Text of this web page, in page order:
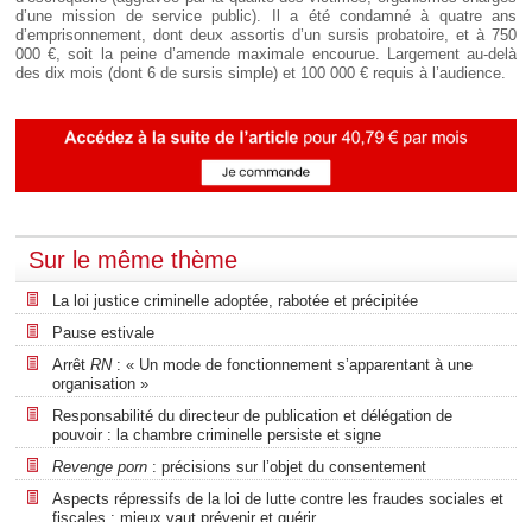
d’une mission de service public). Il a été condamné à quatre ans
d’emprisonnement, dont deux assortis d’un sursis probatoire, et à 750
000 €, soit la peine d’amende maximale encourue. Largement au-delà
des dix mois (dont 6 de sursis simple) et 100 000 € requis à l’audience.
Sur le même thème
La loi justice criminelle adoptée, rabotée et précipitée
Pause estivale
Arrêt RN: « Un mode de fonctionnement s’apparentant à une
organisation »
Responsabilité du directeur de publication et délégation de
pouvoir : la chambre criminelle persiste et signe
Revenge porn : précisions sur l’objet du consentement
Aspects répressifs de la loi de lutte contre les fraudes sociales et
fiscales : mieux vaut prévenir et guérir